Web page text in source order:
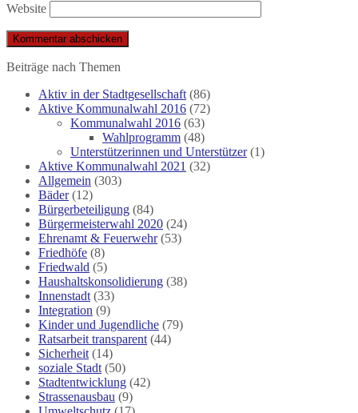
Website
Beiträge nach Themen
Aktiv in der Stadtgesellschaft (86)
Aktive Kommunalwahl 2016 (72)
Kommunalwahl 2016 (63)
Wahlprogramm (48)
Unterstützerinnen und Unterstützer(1)
Aktive Kommunalwahl 2021 (32)
Allgemein (303)
Bäder(12)
Bürgerbeteiligung (84)
Bürgermeisterwahl 2020 (24)
Ehrenamt & Feuerwehr(53)
Friedhöfe (8)
Friedwald (5)
Haushaltskonsolidierung (38)
Innenstadt (33)
Integration (9)
Kinder und Jugendliche (79)
Ratsarbeit transparent (44)
Sicherheit (14)
soziale Stadt (50)
Stadtentwicklung (42)
Strassenausbau (9)